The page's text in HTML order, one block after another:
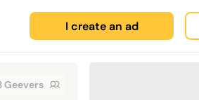
I create an ad
Geevers